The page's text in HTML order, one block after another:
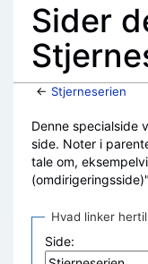
Sider
← Stjerneserien
Denne specialside
side. Noter i
tale om,
Hvad linker hertil
Side: